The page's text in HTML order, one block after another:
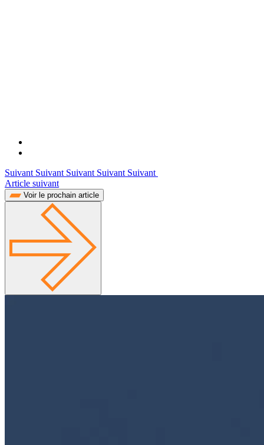
Suivant Suivant Suivant Suivant Suivant
Article suivant
Voir le prochain article